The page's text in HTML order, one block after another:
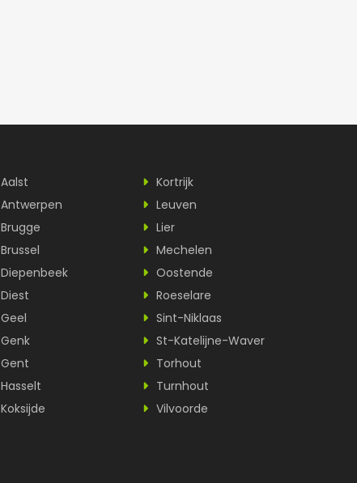
Aalst
Antwerpen
Brugge
Brussel
Diepenbeek
Diest
Geel
Genk
Gent
Hasselt
Koksijde
Kortrijk
Leuven
Lier
Mechelen
Oostende
Roeselare
Sint-Niklaas
St-Katelijne-Waver
Torhout
Turnhout
Vilvoorde